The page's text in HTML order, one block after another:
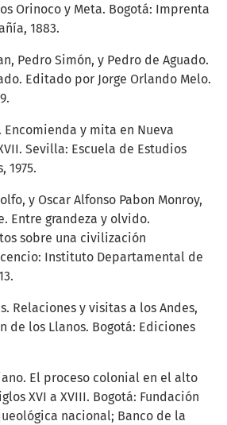
Orinoco y Meta. Bogotá: Imprenta
1883.
Pedro Simón, y Pedro de Aguado.
Editado por Jorge Orlando Melo.
Encomienda y mita en Nueva
Sevilla: Escuela de Estudios
1975.
y Oscar Alfonso Pabon Monroy,
Entre grandeza y olvido.
sobre una civilización
Instituto Departamental de
Relaciones y visitas a los Andes,
de los Llanos. Bogotá: Ediciones
El proceso colonial en el alto
XVI a XVIII. Bogotá: Fundación
nacional; Banco de la